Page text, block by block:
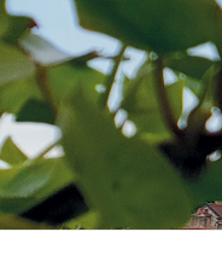
Skip
to
content